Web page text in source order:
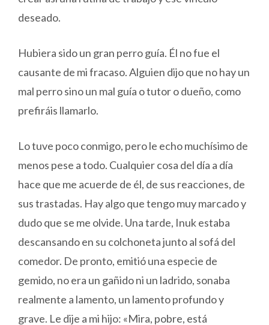
deseado.
Hubiera sido un gran perro guía. Él no fue el
causante de mi fracaso. Alguien dijo que no hay un
mal perro sino un mal guía o tutor o dueño, como
prefiráis llamarlo.
Lo tuve poco conmigo, pero le echo muchísimo de
menos pese a todo. Cualquier cosa del día a día
hace que me acuerde de él, de sus reacciones, de
sus trastadas. Hay algo que tengo muy marcado y
dudo que se me olvide. Una tarde, Inuk estaba
descansando en su colchoneta junto al sofá del
comedor. De pronto, emitió una especie de
gemido, no era un gañido ni un ladrido, sonaba
realmente a lamento, un lamento profundo y
grave. Le dije a mi hijo: «Mira, pobre, está